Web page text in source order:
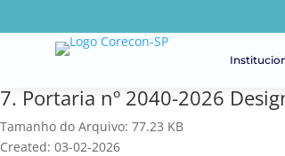
7. Portaria nº 2040-2026
Tamanho do Arquivo: 77.23 KB
Created: 03-02-2026